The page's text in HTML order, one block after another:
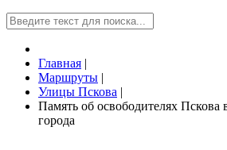
Главная |
Маршруты |
Улицы Пскова |
Память об освободителях Пскова
города